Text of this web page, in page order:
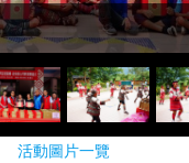
活動圖片一覽